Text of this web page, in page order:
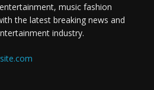
music fashion
the latest breaking news and
industry.